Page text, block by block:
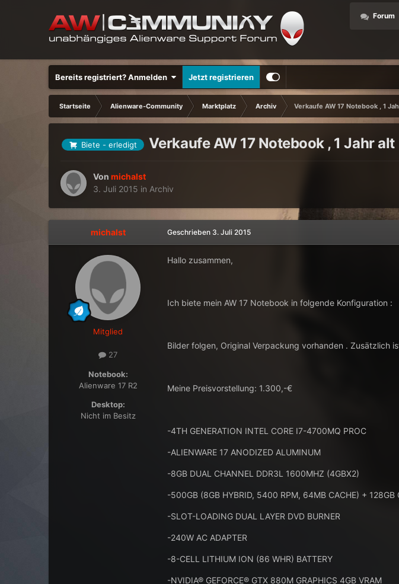
Forum
Bereits registriert? Anmelden Jetzt registrieren
Startseite Alienware-Community Marktplatz Archiv Verkaufe AW 17 Notebook , 1
Biete - erledigt Verkaufe AW 17 Notebook , 1 Jahr alt
Vonmichalst
3. Juli 2015 in Archiv
michalst
Mitglied
27
Notebook:
Alienware 17 R2
Desktop:
Nicht im Besitz
Geschrieben 3. Juli 2015
Hallo zusammen,
Ich biete mein AW 17 Notebook in folgende Konfiguration :
Bilder folgen, Original Verpackung vorhanden . Zusätzlich
Meine Preisvorstellung: 1.300,-€
-4TH GENERATION INTEL CORE I7-4700MQ PROC
-ALIENWARE 17 ANODIZED ALUMINUM
-8GB DUAL CHANNEL DDR3L 1600MHZ (4GBX2)
-500GB (8GB HYBRID, 5400 RPM, 64MB CACHE) + 128GB
-SLOT-LOADING DUAL LAYER DVD BURNER
-240W AC ADAPTER
-8-CELL LITHIUM ION (86 WHR) BATTERY
-NVIDIA® GEFORCE® GTX 880M GRAPHICS 4GB VRAM